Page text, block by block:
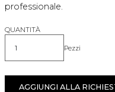
professionale.
QUANTITÀ
Quantità Pezzi
AGGIUNGI ALLA